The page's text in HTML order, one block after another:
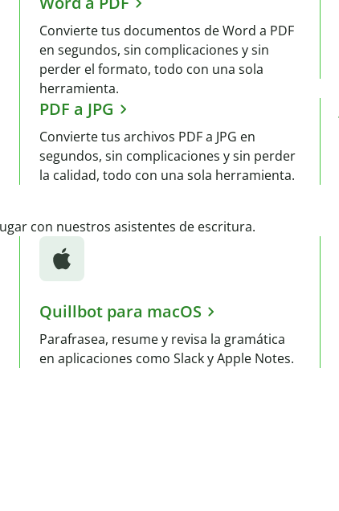
Convierte tus documentos de Word a PDF
en segundos, sin complicaciones y sin
perder el formato, todo con una sola
herramienta.
PDF a JPG
Convierte tus archivos PDF a JPG en
segundos, sin complicaciones y sin perder
la calidad, todo con una sola herramienta.
con nuestros asistentes de escritura.
Quillbot para macOS
Parafrasea, resume y revisa la gramática
en aplicaciones como Slack y Apple Notes.